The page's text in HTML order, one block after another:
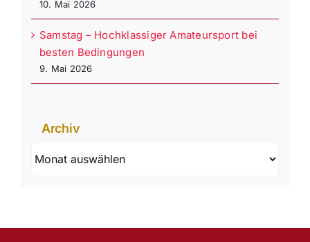
10. Mai 2026
Samstag – Hochklassiger Amateursport bei
besten Bedingungen
9. Mai 2026
Archiv